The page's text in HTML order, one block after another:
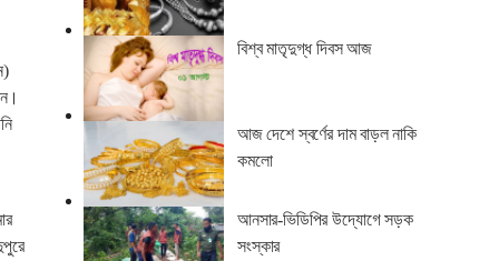
বিশ্ব মাতৃদুগ্ধ দিবস আজ
আজ দেশে স্বর্ণের দাম বাড়ল নাকি
কমলো
আনসার-ভিডিপির উদ্যোগে সড়ক
সংস্কার